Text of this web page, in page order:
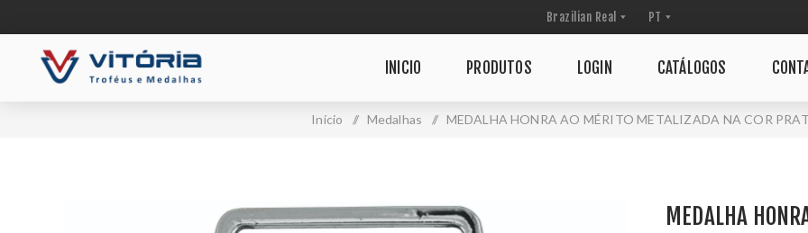
INICIO PRODUTOS LOGIN CATÁLOGOS
Início / Medalhas / MEDALHA HONRA AO MÉRITO METALIZADA NA COR
MEDALHA